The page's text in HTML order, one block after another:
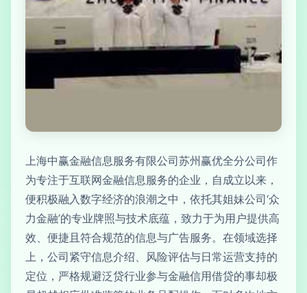
上海中赢金融信息服务有限公司苏州赢优全分公司作
为专注于互联网金融信息服务的企业，自成立以来，
便积极融入数字经济的浪潮之中，依托其姐妹公司‘众
力金融’的专业牌照与技术底蕴，致力于为用户提供高
效、便捷且符合规范的信息与广告服务。在领域选择
上，公司紧守信息介绍、风险评估与日常运营支持的
定位，严格规避泛贷行业参与金融信用借贷的事却极